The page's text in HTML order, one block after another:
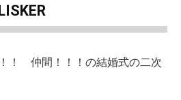
！ 仲間！！！の結婚式の二次